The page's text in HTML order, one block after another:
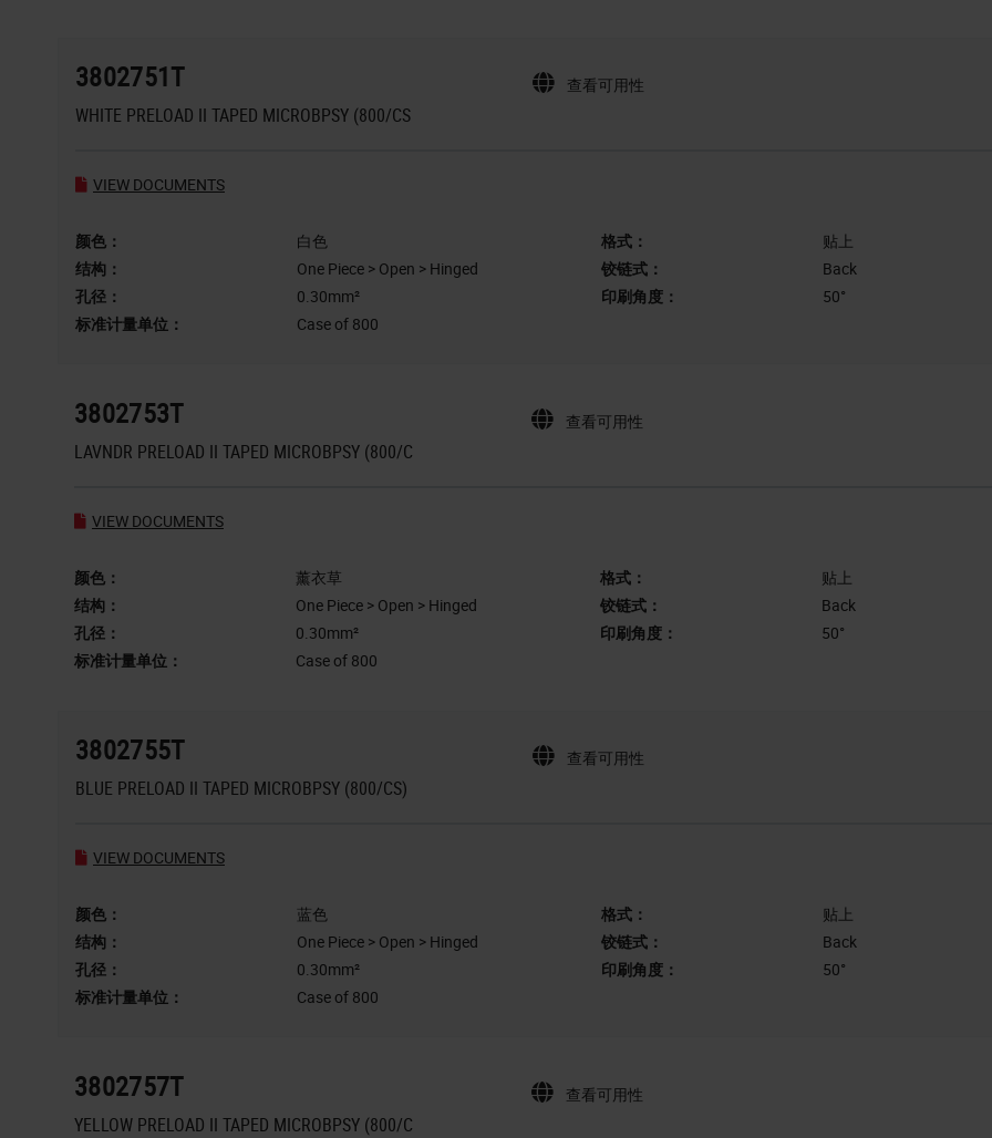
3802751T
WHITE PRELOAD II TAPED MICROBPSY (800/CS
查看可用性
VIEW DOCUMENTS
颜色： 白色 格式：
贴上
结构：
One Piece > Open > Hinged 铰链式：
Back
孔径：
0.30mm² 印刷角度：
50°
标准计量单位：
Case of 800
3802753T
LAVNDR PRELOAD II TAPED MICROBPSY (800/C
查看可用性
VIEW DOCUMENTS
颜色： 薰衣草 格式：
贴上
结构：
One Piece > Open > Hinged 铰链式：
Back
孔径：
0.30mm² 印刷角度：
50°
标准计量单位：
Case of 800
3802755T
BLUE PRELOAD II TAPED MICROBPSY (800/CS)
查看可用性
VIEW DOCUMENTS
颜色： 蓝色 格式：
贴上
结构：
One Piece > Open > Hinged 铰链式：
Back
孔径：
0.30mm² 印刷角度：
50°
标准计量单位：
Case of 800
3802757T
YELLOW PRELOAD II TAPED MICROBPSY (800/C
查看可用性